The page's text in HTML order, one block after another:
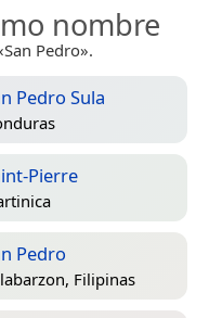
nombre
Pedro».
Pedro Sula
Pierre
Pedro
Filipinas